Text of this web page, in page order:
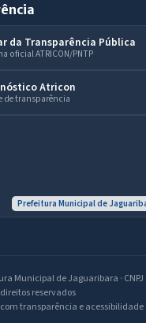
da Transparência Pública
oficial ATRICON/PNTP
Atricon
de transparência
Prefeitura Municipal de
Municipal de Jaguaribara ·
reservados
transparência e acessibilidade
serviços, notícias,